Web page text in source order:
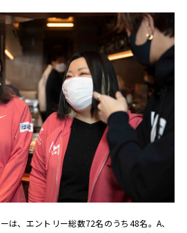
は、エントリー総数72名のうち48名。A、